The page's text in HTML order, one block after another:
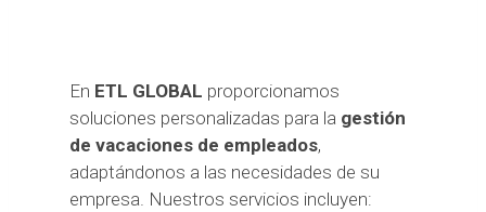
En ETL GLOBAL proporcionamos
soluciones personalizadas para la gestión
de vacaciones de empleados,
adaptándonos a las necesidades de su
empresa. Nuestros servicios incluyen: